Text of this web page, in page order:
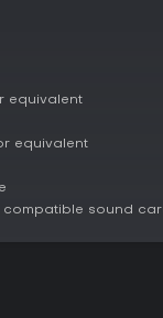
equivalent
equivalent
compatible sound